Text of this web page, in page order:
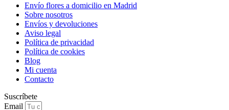
Envío flores a domicilio en Madrid
Sobre nosotros
Envíos y devoluciones
Aviso legal
Política de privacidad
Política de cookies
Blog
Mi cuenta
Contacto
Suscríbete
Email